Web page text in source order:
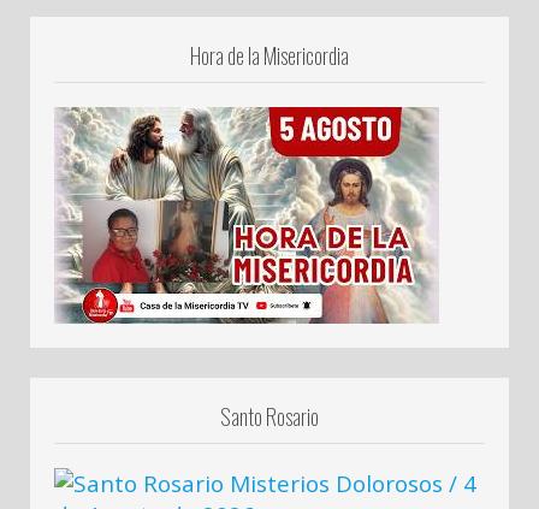
Hora de la Misericordia
Santo Rosario